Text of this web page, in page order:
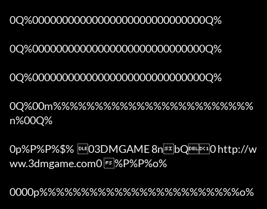
0Q%00000000000000000000000000000Q%
0Q%00000000000000000000000000000Q%
0Q%00000000000000000000000000000Q%
0Q%00m%%%%%%%%%%%%%%%%%%%%%%%%
n%00Q%
0p%P%P%$%  03DMGAME 8nbQ0 http://w
ww.3dmgame.com0 %P%P%o%
0000p%%%%%%%%%%%%%%%%%%%%%%%%o%